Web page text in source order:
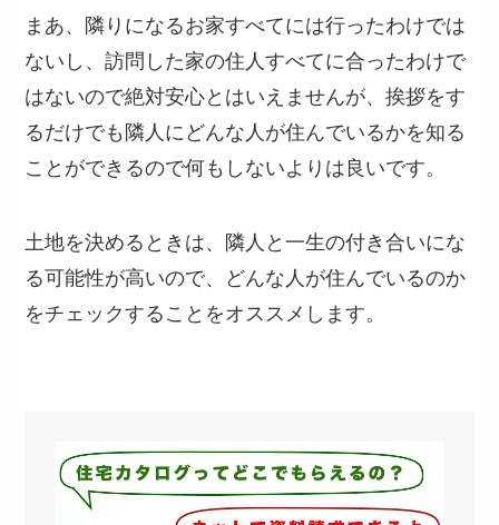
まあ、隣りになるお家すべてには行ったわけでは
ないし、訪問した家の住人すべてに合ったわけで
はないので絶対安心とはいえませんが、挨拶をす
るだけでも隣人にどんな人が住んでいるかを知る
ことができるので何もしないよりは良いです。
土地を決めるときは、隣人と一生の付き合いにな
る可能性が高いので、どんな人が住んでいるのか
をチェックすることをオススメします。